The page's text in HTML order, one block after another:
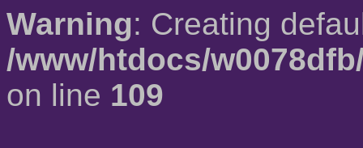
Warning: Creating
/www/htdocs/
on line 109